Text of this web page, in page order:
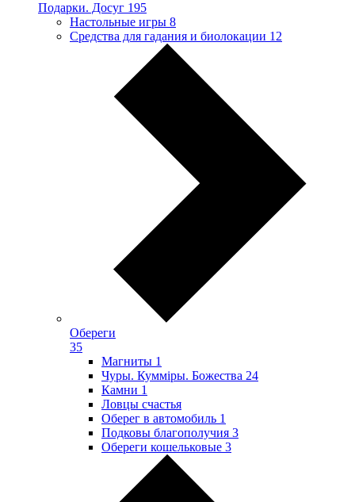
Подарки. Досуг 195
Настольные игры 8
Средства для гадания и биолокации 12
Обереги
35
Магниты 1
Чуры. Куммiры. Божества 24
Камни 1
Ловцы счастья
Оберег в автомобиль 1
Подковы благополучия 3
Обереги кошельковые 3